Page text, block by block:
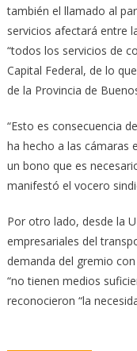
también el llamado al
servicios afectará entre
“todos los servicios de
Capital Federal, de lo
de la Provincia de
“Esto es consecuencia
ha hecho a las cámaras
un bono que es
manifestó el vocero
Por otro lado, desde la
empresariales del
demanda del gremio
“no tienen medios
reconocieron “la